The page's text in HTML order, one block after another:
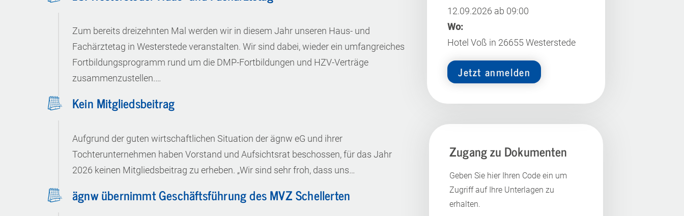
Zum bereits dreizehnten Mal werden wir in diesem Jahr unseren Haus- und
Fachärztetag in Westerstede veranstalten. Wir sind dabei, wieder ein umfangreiches
Fortbildungsprogramm rund um die DMP-Fortbildungen und HZV-Verträge
zusammenzustellen.…
Kein Mitgliedsbeitrag
Aufgrund der guten wirtschaftlichen Situation der ägnw eG und ihrer
Tochterunternehmen haben Vorstand und Aufsichtsrat beschossen, für das Jahr
2026 keinen Mitgliedsbeitrag zu erheben. „Wir sind sehr froh, dass uns…
ägnw übernimmt Geschäftsführung des MVZ Schellerten
12.09.2026 ab 09:00
Wo:
Hotel Voß in 26655 Westerstede
Jetzt anmelden
Zugang zu Dokumenten
Geben Sie hier Ihren Code ein um
Zugriff auf Ihre Unterlagen zu
erhalten.